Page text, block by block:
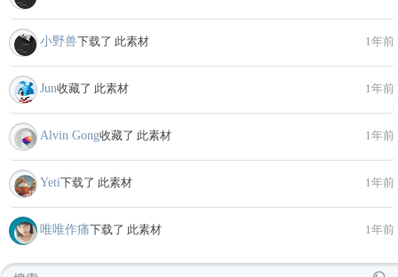
小野兽下载了 此素材 1年前
Jun收藏了 此素材 1年前
Alvin Gong收藏了 此素材 1年前
Yeti下载了 此素材 1年前
唯唯作痛下载了 此素材 1年前